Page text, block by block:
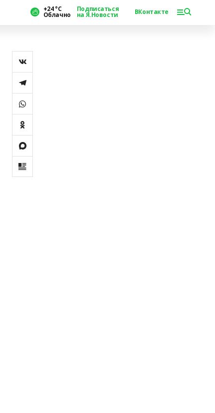
+24 °С
Облачно
Подписаться
на Я.Новости ВКонтакте